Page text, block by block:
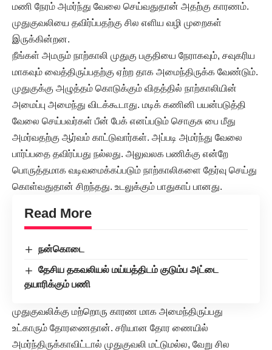
மணி நேரம் அமர்ந்து வேலை செய்வதுதான் அதற்கு காரணம்.
முதுகுவலியை தவிர்ப்பதற்கு சில எளிய வழி முறைகள்
இருக்கின்றன.
நீங்கள் அமரும் நாற்காலி முதுகு பகுதியை நேராகவும், சவுகரிய
மாகவும் வைத்திருப்பதற்கு ஏற்ற தாக அமைந்திருக்க வேண்டும்.
முதுகுக்கு அழுத்தம் கொடுக்கும் விதத்தில் நாற்காலியின்
அமைப்பு அமைந்து விடக்கூடாது. மடிக் கணினி பயன்படுத்தி
வேலை செய்பவர்கள் பீன் பேக் எனப்படும் சொகுசு பை மீது
அமர்வதற்கு ஆர்வம் காட்டுவார்கள். அப்படி அமர்ந்து வேலை
பார்ப்பதை தவிர்ப்பது நல்லது. அலுவலக பணிக்கு என்றே
பொருத்தமாக வடிவமைக்கப்படும் நாற்காலிகளை தேர்வு செய்து
கொள்வதுதான் சிறந்தது. உடலுக்கும் பாதுகாப் பானது.
Read More
நன்கொடை
தேசிய தகவலியல் மய்யத்திடம் குடும்ப அட்டை
தயாரிக்கும் பணி
முதுகுவலிக்கு மற்றொரு காரண மாக அமைந்திருப்பது
உட்காரும் தோரணைதான். சரியான தோர ணையில்
அமர்ந்திருக்காவிட்டால் முதுகுவலி மட்டுமல்ல, வேறு சில